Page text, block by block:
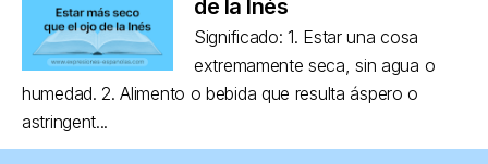
de la Inés
Significado: 1. Estar una cosa
extremamente seca, sin agua o
humedad. 2. Alimento o bebida que resulta áspero o
astringent...